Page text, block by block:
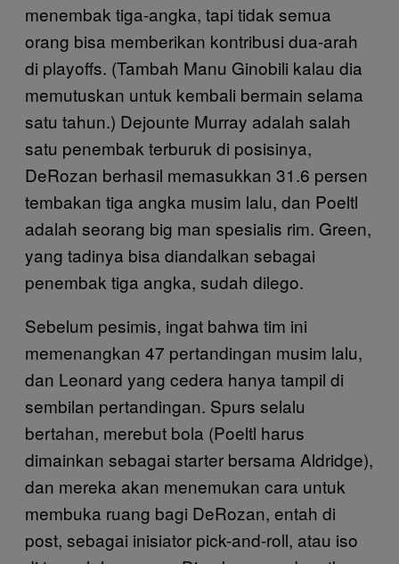
menembak tiga-angka, tapi tidak semua
orang bisa memberikan kontribusi dua-arah
di playoffs. (Tambah Manu Ginobili kalau dia
memutuskan untuk kembali bermain selama
satu tahun.) Dejounte Murray adalah salah
satu penembak terburuk di posisinya,
DeRozan berhasil memasukkan 31.6 persen
tembakan tiga angka musim lalu, dan Poeltl
adalah seorang big man spesialis rim. Green,
yang tadinya bisa diandalkan sebagai
penembak tiga angka, sudah dilego.
Sebelum pesimis, ingat bahwa tim ini
memenangkan 47 pertandingan musim lalu,
dan Leonard yang cedera hanya tampil di
sembilan pertandingan. Spurs selalu
bertahan, merebut bola (Poeltl harus
dimainkan sebagai starter bersama Aldridge),
dan mereka akan menemukan cara untuk
membuka ruang bagi DeRozan, entah di
post, sebagai inisiator pick-and-roll, atau iso